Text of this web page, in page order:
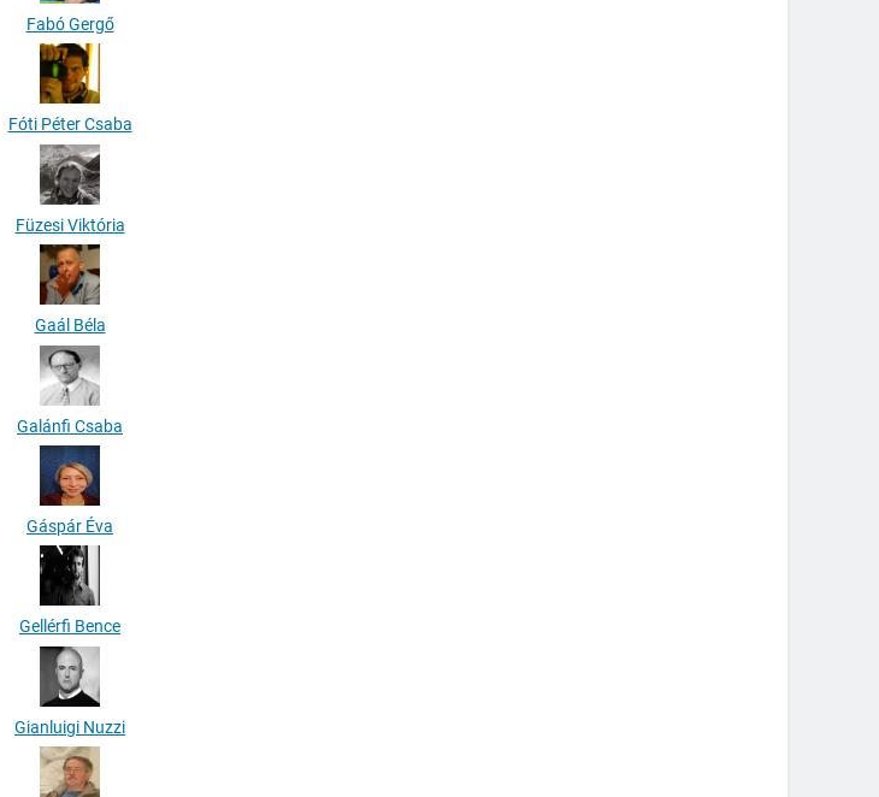
Fabó Gergő
Fóti Péter Csaba
Füzesi Viktória
Gaál Béla
Galánfi Csaba
Gáspár Éva
Gellérfi Bence
Gianluigi Nuzzi